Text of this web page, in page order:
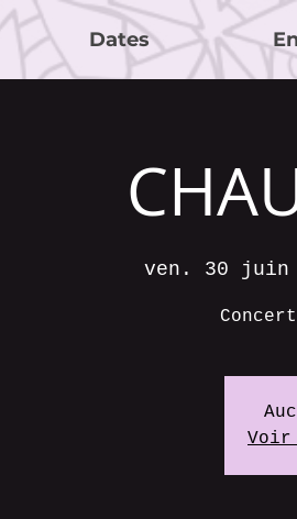
Dates
ven. 30 juin
Voir